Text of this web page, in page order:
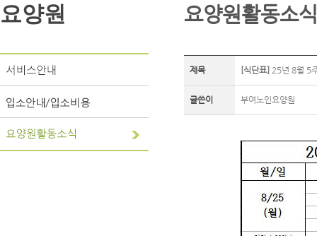
요양원 요양원활동소식
제목 [식단표] 25년 8월 5
글쓴이 부여노인요양원